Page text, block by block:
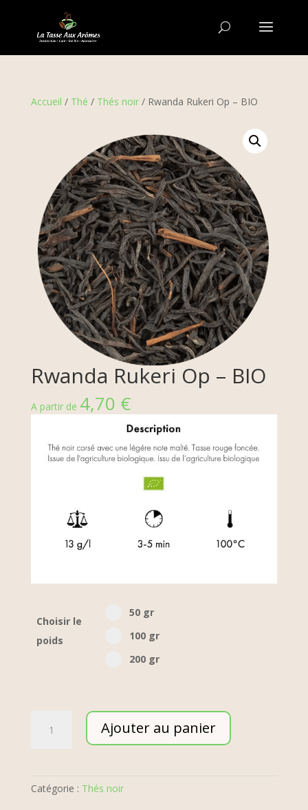
Accueil / Thé / Thés noir/ Rwanda Rukeri Op – BIO
Rwanda Rukeri Op – BIO
A partir de 4,70 €
Choisir le
poids
Select pa_poid-the
50 gr
50 gr option for pa_poid-the
100 gr
100 gr option for pa_poid-the
200 gr
200 gr option for pa_poid-the
Ajouter au panier
Catégorie : Thés noir